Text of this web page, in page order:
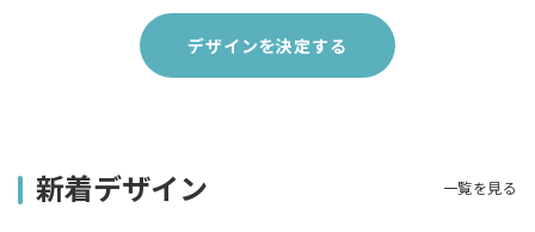
デザインを決定する
新着デザイン 一覧を見る